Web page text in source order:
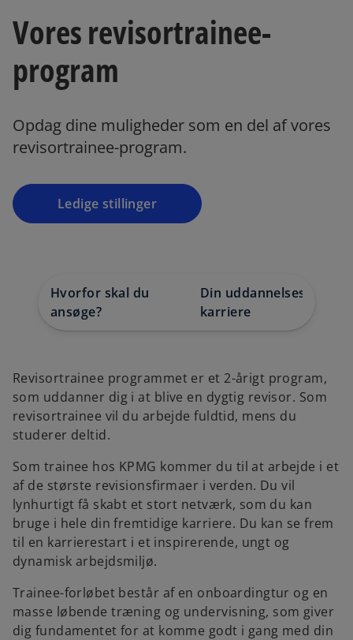
Vores revisortrainee-
program
Opdag dine muligheder som en del af vores
revisortrainee-program.
Ledige stillinger
Hvorfor skal du
ansøge?
Din uddannelsesvej og
karriere
Revisortrainee programmet er et 2-årigt program,
som uddanner dig i at blive en dygtig revisor. Som
revisortrainee vil du arbejde fuldtid, mens du
studerer deltid.
Som trainee hos KPMG kommer du til at arbejde i et
af de største revisionsfirmaer i verden. Du vil
lynhurtigt få skabt et stort netværk, som du kan
bruge i hele din fremtidige karriere. Du kan se frem
til en karrierestart i et inspirerende, ungt og
dynamisk arbejdsmiljø.
Trainee-forløbet består af en onboardingtur og en
masse løbende træning og undervisning, som giver
dig fundamentet for at komme godt i gang med din